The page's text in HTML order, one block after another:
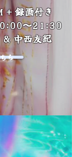
録画付き
〜21:30
& 中西友紀
ら